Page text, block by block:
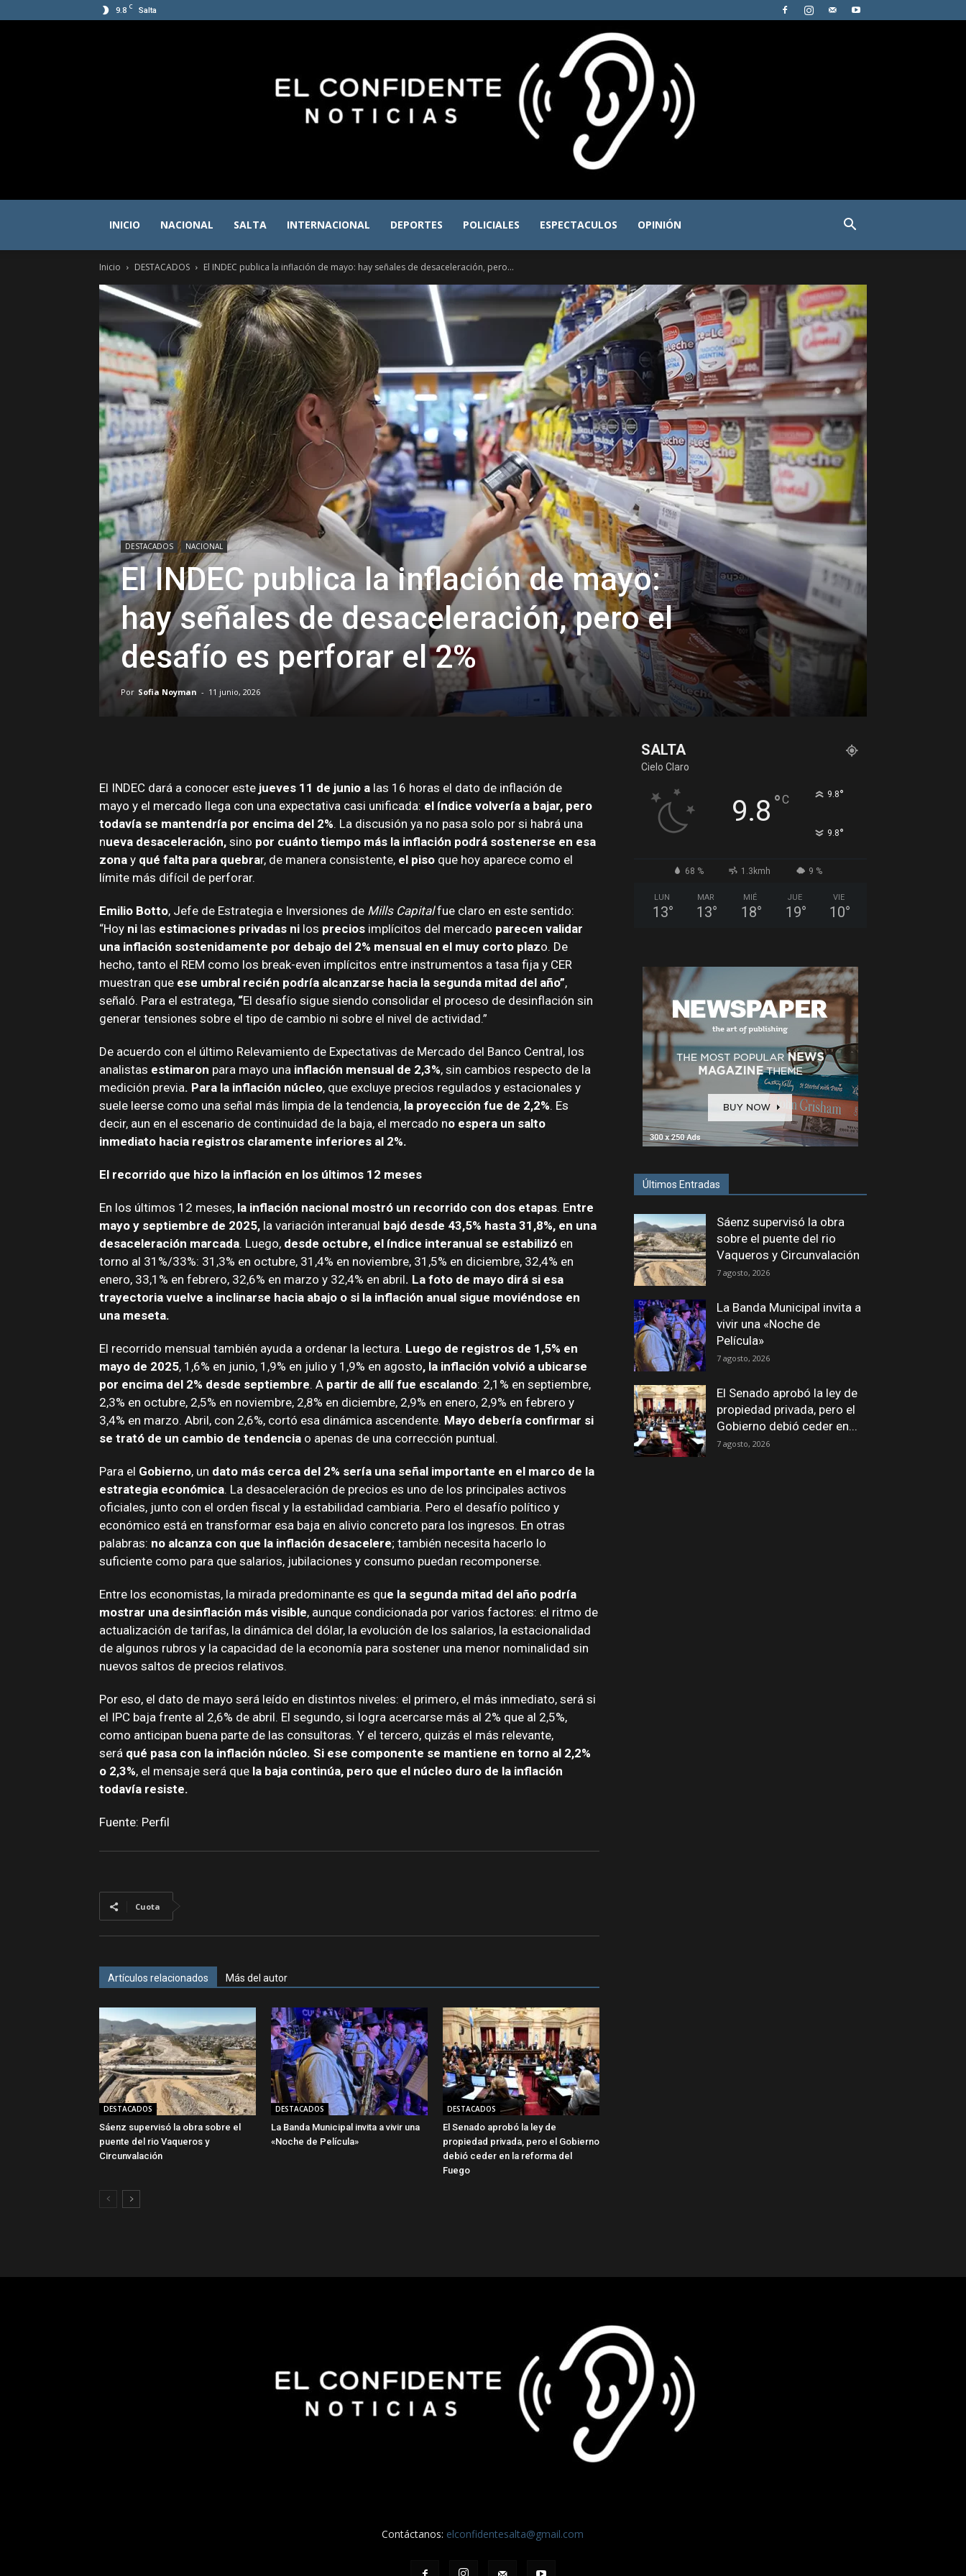
9.8 C Salta
INICIO NACIONAL SALTA INTERNACIONAL DEPORTES POLICIALES ESPECTACULOS OPINIÓN
Inicio DESTACADOS El INDEC publica la inflación de mayo: hay señales de desaceleración, pero...
DESTACADOS NACIONAL
El INDEC publica la inflación de mayo:
hay señales de desaceleración, pero el
desafío es perforar el 2%
Por Sofia Noyman - 11 junio, 2026
El INDEC dará a conocer este jueves 11 de junio a las 16 horas el dato de inflación de
mayo y el mercado llega con una expectativa casi unificada: el índice volvería a bajar, pero
todavía se mantendría por encima del 2%. La discusión ya no pasa solo por si habrá una
nueva desaceleración, sino por cuánto tiempo más la inflación podrá sostenerse en esa
zona y qué falta para quebrar, de manera consistente, el piso que hoy aparece como el
límite más difícil de perforar.
Emilio Botto, Jefe de Estrategia e Inversiones de Mills Capitalfue claro en este sentido:
“Hoy ni las estimaciones privadas ni los precios implícitos del mercado parecen validar
una inflación sostenidamente por debajo del 2% mensual en el muy corto plazo. De
hecho, tanto el REM como los break-even implícitos entre instrumentos a tasa fija y CER
muestran que ese umbral recién podría alcanzarse hacia la segunda mitad del año”,
señaló. Para el estratega, “El desafío sigue siendo consolidar el proceso de desinflación sin
generar tensiones sobre el tipo de cambio ni sobre el nivel de actividad.”
De acuerdo con el último Relevamiento de Expectativas de Mercado del Banco Central, los
analistas estimaron para mayo una inflación mensual de 2,3%, sin cambios respecto de la
medición previa. Para la inflación núcleo, que excluye precios regulados y estacionales y
suele leerse como una señal más limpia de la tendencia, la proyección fue de 2,2%. Es
decir, aun en el escenario de continuidad de la baja, el mercado no espera un salto
inmediato hacia registros claramente inferiores al 2%.
El recorrido que hizo la inflación en los últimos 12 meses
En los últimos 12 meses, la inflación nacional mostró un recorrido con dos etapas. Entre
mayo y septiembre de 2025, la variación interanual bajó desde 43,5% hasta 31,8%, en una
desaceleración marcada. Luego, desde octubre, el índice interanual se estabilizó en
torno al 31%/33%: 31,3% en octubre, 31,4% en noviembre, 31,5% en diciembre, 32,4% en
enero, 33,1% en febrero, 32,6% en marzo y 32,4% en abril. La foto de mayo dirá si esa
trayectoria vuelve a inclinarse hacia abajo o si la inflación anual sigue moviéndose en
una meseta.
El recorrido mensual también ayuda a ordenar la lectura. Luego de registros de 1,5% en
mayo de 2025, 1,6% en junio, 1,9% en julio y 1,9% en agosto, la inflación volvió a ubicarse
por encima del 2% desde septiembre. A partir de allí fue escalando: 2,1% en septiembre,
2,3% en octubre, 2,5% en noviembre, 2,8% en diciembre, 2,9% en enero, 2,9% en febrero y
3,4% en marzo. Abril, con 2,6%, cortó esa dinámica ascendente. Mayo debería confirmar si
se trató de un cambio de tendencia o apenas de una corrección puntual.
Para el Gobierno, un dato más cerca del 2% sería una señal importante en el marco de la
estrategia económica. La desaceleración de precios es uno de los principales activos
oficiales, junto con el orden fiscal y la estabilidad cambiaria. Pero el desafío político y
económico está en transformar esa baja en alivio concreto para los ingresos. En otras
palabras: no alcanza con que la inflación desacelere; también necesita hacerlo lo
suficiente como para que salarios, jubilaciones y consumo puedan recomponerse.
Entre los economistas, la mirada predominante es que la segunda mitad del año podría
mostrar una desinflación más visible, aunque condicionada por varios factores: el ritmo de
actualización de tarifas, la dinámica del dólar, la evolución de los salarios, la estacionalidad
de algunos rubros y la capacidad de la economía para sostener una menor nominalidad sin
nuevos saltos de precios relativos.
Por eso, el dato de mayo será leído en distintos niveles: el primero, el más inmediato, será si
el IPC baja frente al 2,6% de abril. El segundo, si logra acercarse más al 2% que al 2,5%,
como anticipan buena parte de las consultoras. Y el tercero, quizás el más relevante,
será qué pasa con la inflación núcleo. Si ese componente se mantiene en torno al 2,2%
o 2,3%, el mensaje será que la baja continúa, pero que el núcleo duro de la inflación
todavía resiste.
Fuente: Perfil
Cuota
Artículos relacionados Más del autor
DESTACADOS
Sáenz supervisó la obra sobre el
puente del rio Vaqueros y
Circunvalación
DESTACADOS
La Banda Municipal invita a vivir una
«Noche de Película»
DESTACADOS
El Senado aprobó la ley de
propiedad privada, pero el Gobierno
debió ceder en la reforma del
Fuego
SALTA
Cielo Claro
9.8 °C 9.8°
9.8°
68 % 1.3kmh 9 %
LUN
13°
MAR
13°
MIÉ
18°
JUE
19°
VIE
10°
Últimos Entradas
Sáenz supervisó la obra
sobre el puente del rio
Vaqueros y Circunvalación
7 agosto, 2026
La Banda Municipal invita a
vivir una «Noche de
Película»
7 agosto, 2026
El Senado aprobó la ley de
propiedad privada, pero el
Gobierno debió ceder en...
7 agosto, 2026
Contáctanos: elconfidentesalta@gmail.com